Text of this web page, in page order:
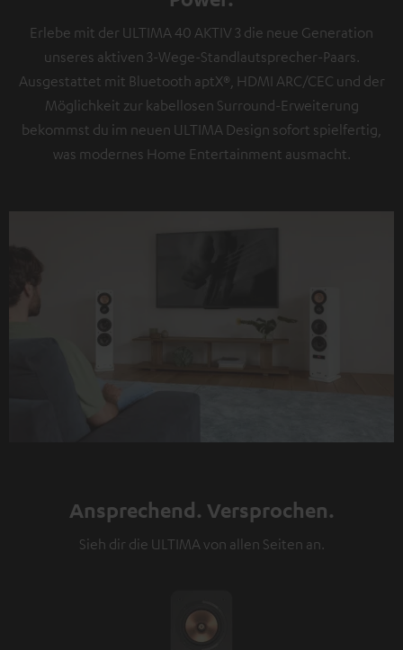
Erlebe mit der ULTIMA 40 AKTIV 3 die neue Generation
unseres aktiven 3-Wege-Standlautsprecher-Paars.
Ausgestattet mit Bluetooth aptX®, HDMI ARC/CEC und der
Möglichkeit zur kabellosen Surround-Erweiterung
bekommst du im neuen ULTIMA Design sofort spielfertig,
was modernes Home Entertainment ausmacht.
Ansprechend. Versprochen.
Sieh dir die ULTIMA von allen Seiten an.